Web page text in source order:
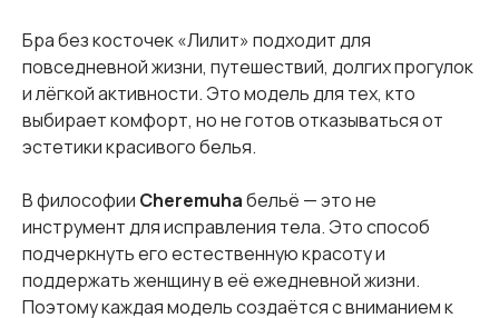
Бра без косточек «Лилит» подходит для
повседневной жизни, путешествий, долгих прогулок
и лёгкой активности. Это модель для тех, кто
выбирает комфорт, но не готов отказываться от
эстетики красивого белья.
В философии Cheremuhaбельё — это не
инструмент для исправления тела. Это способ
подчеркнуть его естественную красоту и
поддержать женщину в её ежедневной жизни.
Поэтому каждая модель создаётся с вниманием к